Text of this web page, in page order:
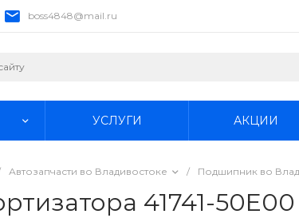
boss4848@mail.ru
УСЛУГИ АКЦИИ
Автозапчасти во Владивостоке / Подшипник во
41741-50E00